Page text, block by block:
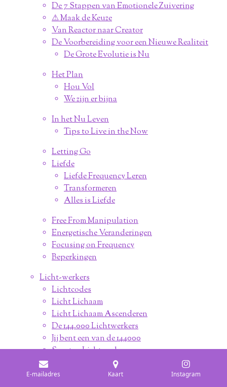
De 7 Stappen van Emotionele Zuivering
⚠︎ Maak de Keuze
Van Reactor naar Creator
De Voorbereiding voor een Nieuwe Realiteit
De Grote Evolutie is Nu
Het Plan
Hou Vol
We zijn er bijna
In het Nu Leven
Tips to Live in the Now
Letting Go
Liefde
Liefde Frequency Leren
Transformeren
Alles is Liefde
Free From Manipulation
Energetische Veranderingen
Focusing on Frequency
Beperkingen
Licht-werkers
Lichtcodes
Licht Lichaam
Licht Lichaam Ascenderen
De 144.000 Lichtwerkers
Jij bent een van de 144000
Soorten Lichtwerkers
Lichtwerkers versnellen de Evolutie van
Bewustzijn
E-mailadres Kaart Instagram